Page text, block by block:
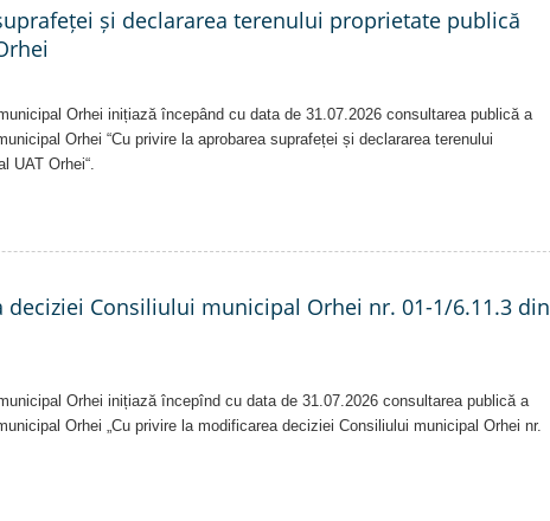
și declararea terenului proprietate publică
Orhei inițiază începând cu data de 31.07.2026 consultarea publică a
Orhei “Cu privire la aprobarea suprafeței și declararea terenului
UAT Orhei“.
Consiliului municipal Orhei nr. 01-1/6.11.3 din
Orhei inițiază începînd cu data de 31.07.2026 consultarea publică a
Orhei „Cu privire la modificarea deciziei Consiliului municipal Orhei nr.